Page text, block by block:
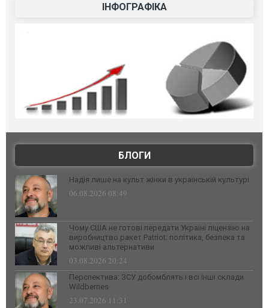
ІНФОГРАФІКА
БЛОГИ
Надія лише на культ жінки в українській культурі
06.08.2026 08:49
Чому США не готові передати Україні ліцензію на
виробництво ракет Patriot: політика, безпека та
можливі альтернативи
03.08.2026 20:24
Перспектива: ЗСУ добомблять і всі інші склади
Wildberries
23.07.2026 11:31